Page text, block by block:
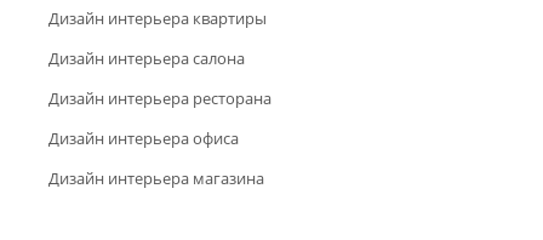
Дизайн интерьера квартиры
Дизайн интерьера салона
Дизайн интерьера ресторана
Дизайн интерьера офиса
Дизайн интерьера магазина